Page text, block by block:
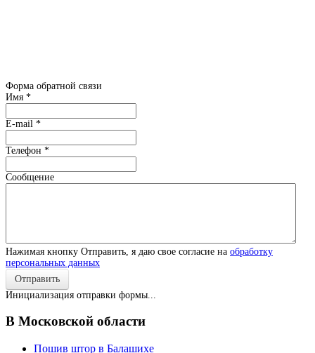
Форма обратной связи
Имя *
E-mail *
Телефон *
Сообщение
Нажимая кнопку Отправить, я даю свое согласие на обработку
персональных данных
Отправить
Инициализация отправки формы...
В Московской области
Пошив штор в Балашихе